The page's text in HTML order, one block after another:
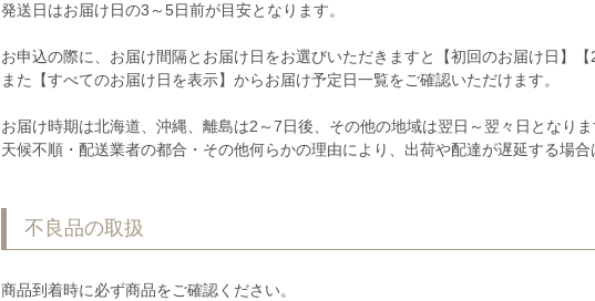
発送日はお届け日の3～5日前が目安となります。
お申込の際に、お届け間隔とお届け日をお選びいただきますと【初回のお届け日】【
また【すべてのお届け日を表示】からお届け予定日一覧をご確認いただけます。
お届け時期は北海道、沖縄、離島は2～7日後、その他の地域は翌日～翌々日となりま
天候不順・配送業者の都合・その他何らかの理由により、出荷や配達が遅延する場
不良品の取扱
商品到着時に必ず商品をご確認ください。